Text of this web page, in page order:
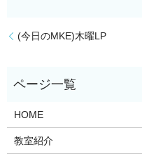
(今日のMKE)木曜LP
HOME
教室紹介